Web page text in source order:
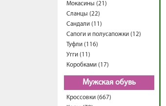
Мокасины (21)
Сланцы (22)
Сандали (11)
Сапоги и полусапожки (12)
Туфли (116)
Угги (11)
Коробками (17)
Мужская обувь
Кроссовки (667)